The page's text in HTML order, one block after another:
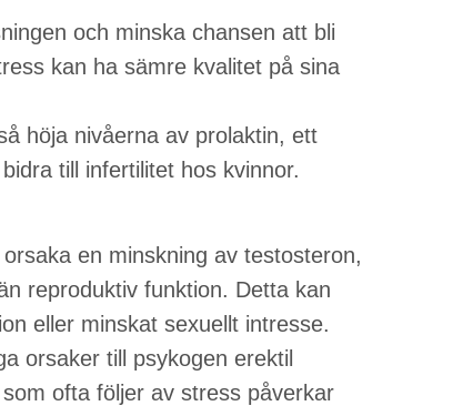
och minska chansen att bli
kan ha sämre kvalitet på sina
höja nivåerna av prolaktin, ett
till infertilitet hos kvinnor.
en minskning av testosteron,
reproduktiv funktion. Detta kan
eller minskat sexuellt intresse.
orsaker till psykogen erektil
ofta följer av stress påverkar